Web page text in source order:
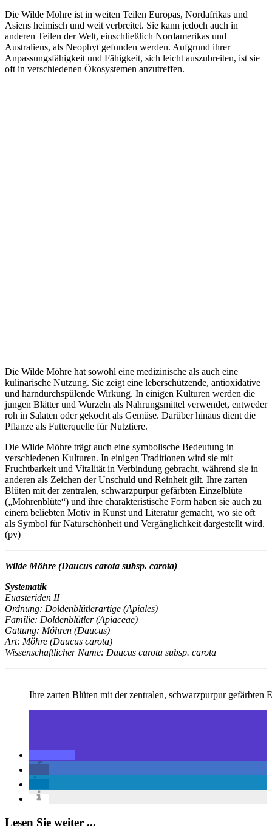
Die Wilde Möhre ist in weiten Teilen Europas, Nordafrikas und
Asiens heimisch und weit verbreitet. Sie kann jedoch auch in
anderen Teilen der Welt, einschließlich Nordamerikas und
Australiens, als Neophyt gefunden werden. Aufgrund ihrer
Anpassungsfähigkeit und Fähigkeit, sich leicht auszubreiten, ist sie
oft in verschiedenen Ökosystemen anzutreffen.
Die Wilde Möhre hat sowohl eine medizinische als auch eine
kulinarische Nutzung. Sie zeigt eine leberschützende, antioxidative
und harndurchspülende Wirkung. In einigen Kulturen werden die
jungen Blätter und Wurzeln als Nahrungsmittel verwendet, entweder
roh in Salaten oder gekocht als Gemüse. Darüber hinaus dient die
Pflanze als Futterquelle für Nutztiere.
Die Wilde Möhre trägt auch eine symbolische Bedeutung in
verschiedenen Kulturen. In einigen Traditionen wird sie mit
Fruchtbarkeit und Vitalität in Verbindung gebracht, während sie in
anderen als Zeichen der Unschuld und Reinheit gilt. Ihre zarten
Blüten mit der zentralen, schwarzpurpur gefärbten Einzelblüte
(„Mohrenblüte“) und ihre charakteristische Form haben sie auch zu
einem beliebten Motiv in Kunst und Literatur gemacht, wo sie oft
als Symbol für Naturschönheit und Vergänglichkeit dargestellt wird.
(pv)
Wilde Möhre (Daucus carota subsp. carota)
Systematik
Euasteriden II
Ordnung: Doldenblütlerartige (Apiales)
Familie: Doldenblütler (Apiaceae)
Gattung: Möhren (Daucus)
Art: Möhre (Daucus carota)
Wissenschaftlicher Name: Daucus carota subsp. carota
Ihre zarten Blüten mit der zentralen, schwarzpurpur
Lesen Sie weiter ...